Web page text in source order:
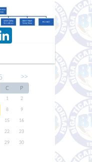
>>
C P
1
2
8
9
15
16
22
23
29
30